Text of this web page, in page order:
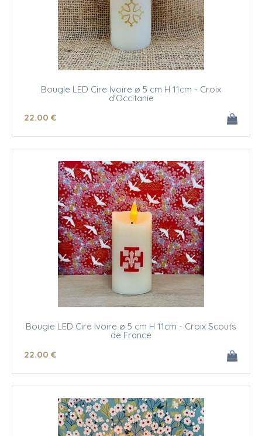
Bougie LED Cire Ivoire ø 5 cm H 11cm - Croix
d'Occitanie
22.00 €
Bougie LED Cire Ivoire ø 5 cm H 11cm - Croix Scouts
de France
22.00 €